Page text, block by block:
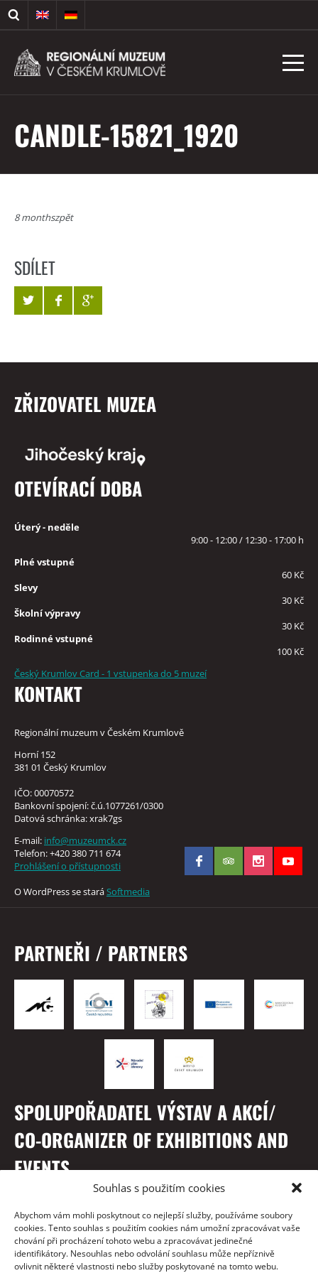
Souhlas s použitím cookies
Abychom vám mohli poskytnout co nejlepší služby, používáme soubory
cookies. Tento souhlas s použitím cookies nám umožní zpracovávat vaše
chování při procházení tohoto webu a zpracovávat jedinečné
identifikátory. Nesouhlas nebo odvolání souhlasu může nepříznivě
ovlivnit některé vlastnosti nebo služby poskytované na tomto webu.
CANDLE-15821_1920
8 monthszpět
SDÍLET
ZŘIZOVATEL MUZEA
OTEVÍRACÍ DOBA
Úterý - neděle
9:00 - 12:00 / 12:30 - 17:00 h
Plné vstupné
60 Kč
Slevy
30 Kč
Školní výpravy
30 Kč
Rodinné vstupné
100 Kč
Český Krumlov Card - 1 vstupenka do 5 muzeí
KONTAKT
Regionální muzeum v Českém Krumlově
Horní 152
381 01 Český Krumlov
IČO: 00070572
Bankovní spojení: č.ú.1077261/0300
Datová schránka: xrak7gs
E-mail: info@muzeumck.cz
Telefon: +420 380 711 674
Prohlášení o přístupnosti
O WordPress se staráSoftmedia
PARTNEŘI / PARTNERS
SPOLUPOŘADATEL VÝSTAV A AKCÍ/
CO-ORGANIZER OF EXHIBITIONS AND
EVENTS